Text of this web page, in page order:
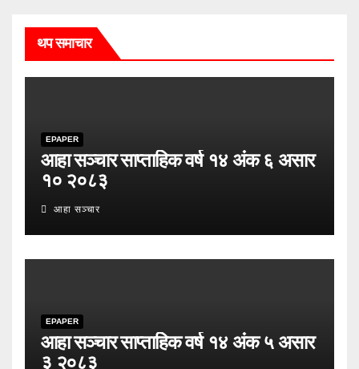
थप समाचार
EPAPER
आहा सञ्चार साप्ताहिक वर्ष १४ अंक ६ असार
१० २०८३
आहा सञ्चार
EPAPER
आहा सञ्चार साप्ताहिक वर्ष १४ अंक ५ असार
३ २०८३